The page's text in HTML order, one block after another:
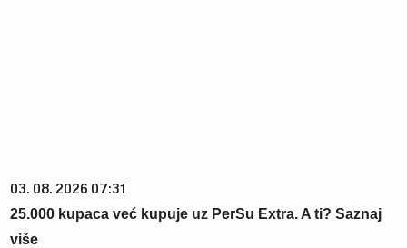
03. 08. 2026 07:31
25.000 kupaca već kupuje uz PerSu Extra. A ti? Saznaj
više